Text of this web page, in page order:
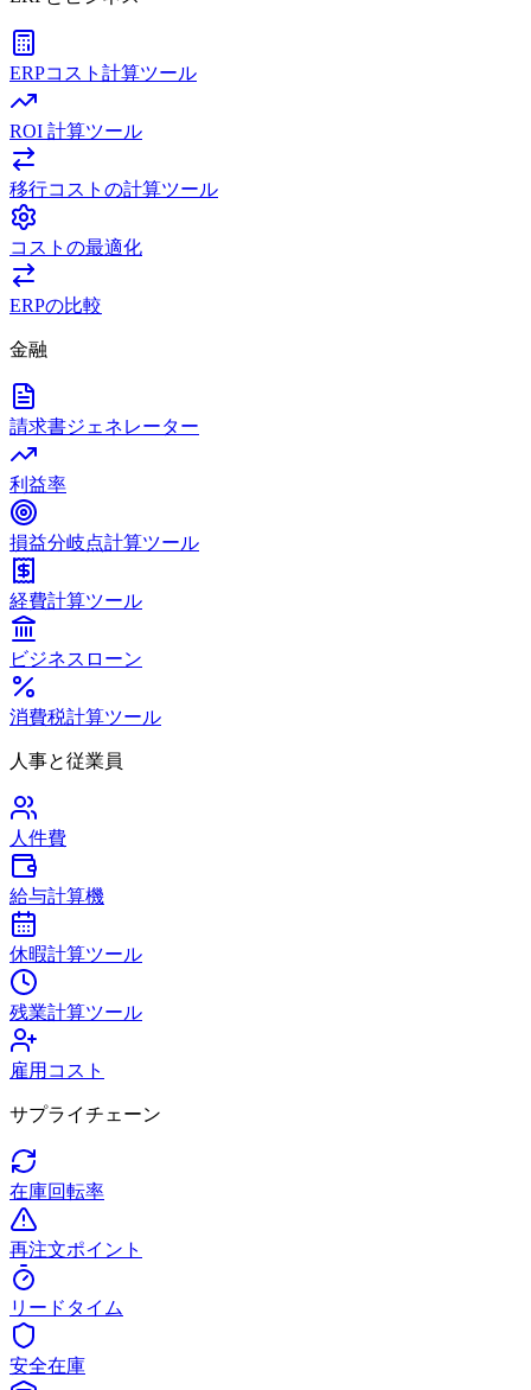
ERPコスト計算ツール
ROI 計算ツール
移行コストの計算ツール
コストの最適化
ERPの比較
金融
請求書ジェネレーター
利益率
損益分岐点計算ツール
経費計算ツール
ビジネスローン
消費税計算ツール
人事と従業員
人件費
給与計算機
休暇計算ツール
残業計算ツール
雇用コスト
サプライチェーン
在庫回転率
再注文ポイント
リードタイム
安全在庫